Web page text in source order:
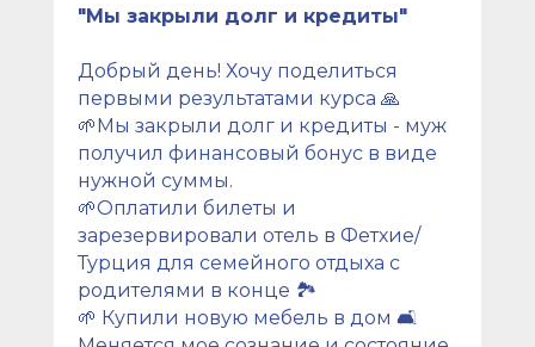
"Мы закрыли долг и кредиты"
Добрый день! Хочу поделиться
первыми результатами курса 🙏
🌱Мы закрыли долг и кредиты - муж
получил финансовый бонус в виде
нужной суммы.
🌱Оплатили билеты и
зарезервировали отель в Фетхие/
Турция для семейного отдыха с
родителями в конце 🏞
🌱 Купили новую мебель в дом 🛋